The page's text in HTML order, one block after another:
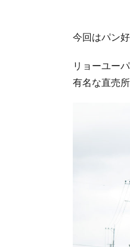
今回はパン
リョーユー
有名な直売所